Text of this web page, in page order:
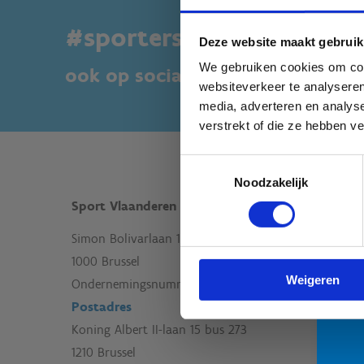
Deze website maakt
We gebruiken cookies om
websiteverkeer te
media, adverteren en
verstrekt of die ze hebben
Noodzakelijk
Weigeren
#sportersbelevenmeer
ook op sociale media
Sport Vlaanderen Hoofdzetel
Simon Bolivarlaan 17
1000 Brussel
Ondernemingsnummer: BE 0248.142.826
Postadres
Koning Albert II-laan 15 bus 273
1210 Brussel